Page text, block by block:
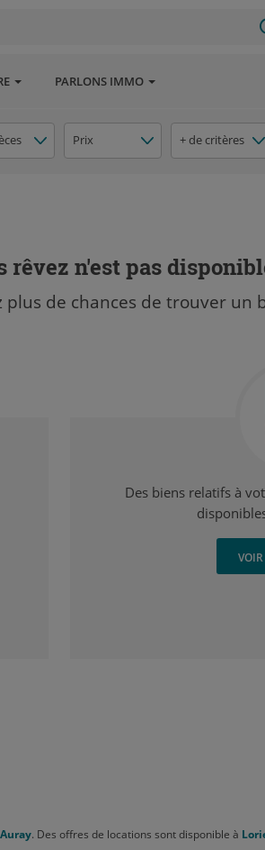
PARLONS IMMO
Prix + de critères
rêvez n'est pas
de chances de trouver
Des biens relatifs à
Auray. Des offres de locations sont disponible à